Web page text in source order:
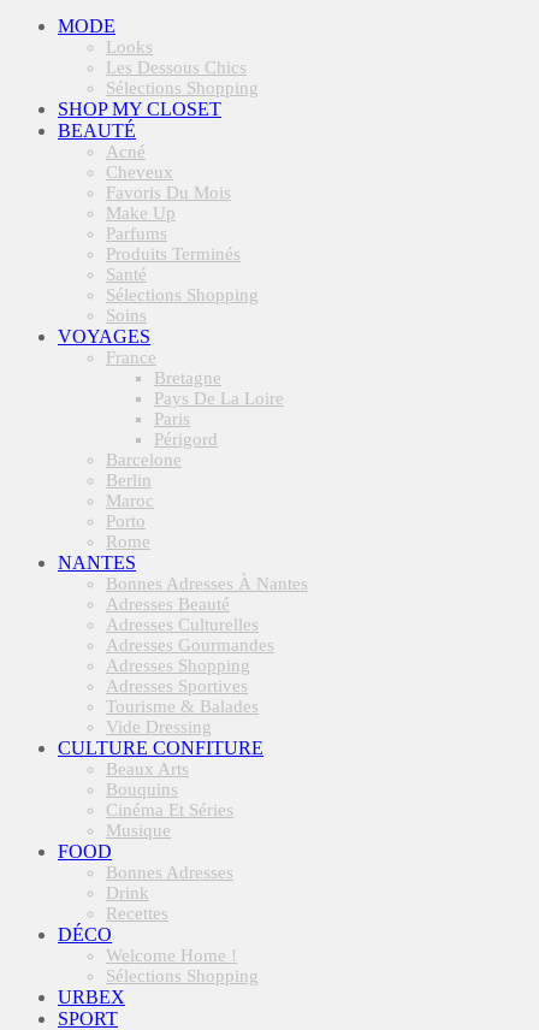
MODE
Looks
Les Dessous Chics
Sélections Shopping
SHOP MY CLOSET
BEAUTÉ
Acné
Cheveux
Favoris Du Mois
Make Up
Parfums
Produits Terminés
Santé
Sélections Shopping
Soins
VOYAGES
France
Bretagne
Pays De La Loire
Paris
Périgord
Barcelone
Berlin
Maroc
Porto
Rome
NANTES
Bonnes Adresses À Nantes
Adresses Beauté
Adresses Culturelles
Adresses Gourmandes
Adresses Shopping
Adresses Sportives
Tourisme & Balades
Vide Dressing
CULTURE CONFITURE
Beaux Arts
Bouquins
Cinéma Et Séries
Musique
FOOD
Bonnes Adresses
Drink
Recettes
DÉCO
Welcome Home !
Sélections Shopping
URBEX
SPORT